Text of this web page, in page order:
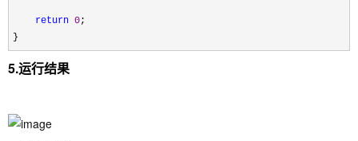
return 0;
}
5.运行结果